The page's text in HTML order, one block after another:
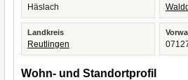
Häslach
Landkreis
Reutlingen
Wohn- und Standortprofil